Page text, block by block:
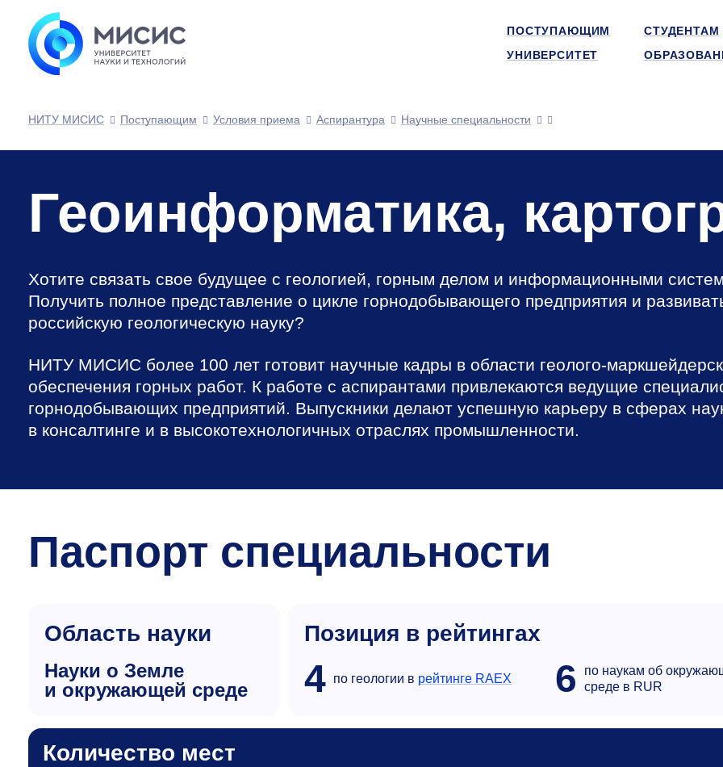
ПОСТУПАЮЩИМ
СТУДЕНТАМ
УНИВЕРСИТЕТ
НИТУ МИСИС Поступающим Условия приема Аспирантура Научные специальности
Геоинформатика,
Хотите связать свое будущее с геологией, горным делом и информационными
Получить полное представление о цикле горнодобывающего предприятия и
российскую геологическую науку?
НИТУ МИСИС более 100 лет готовит научные кадры в области геолого-
обеспечения горных работ. К работе с аспирантами привлекаются ведущие
горнодобывающих предприятий. Выпускники делают успешную карьеру в сферах
в консалтинге и в высокотехнологичных отраслях промышленности.
Паспорт специальности
Область науки
науки о Земле
и окружающей среде
Позиция в рейтингах
4 по геологии в рейтинге RAEX 6
по наукам об
среде в RUR
Количество мест